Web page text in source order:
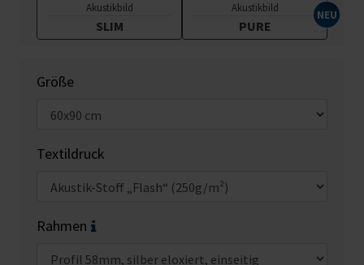
Akustikbild
SLIM
Akustikbild
PURE
Größe
Textildruck
Rahmen